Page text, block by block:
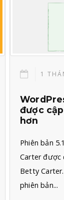
1
được
hơn
Phiên bản
Carter được
Betty
phiên bản...